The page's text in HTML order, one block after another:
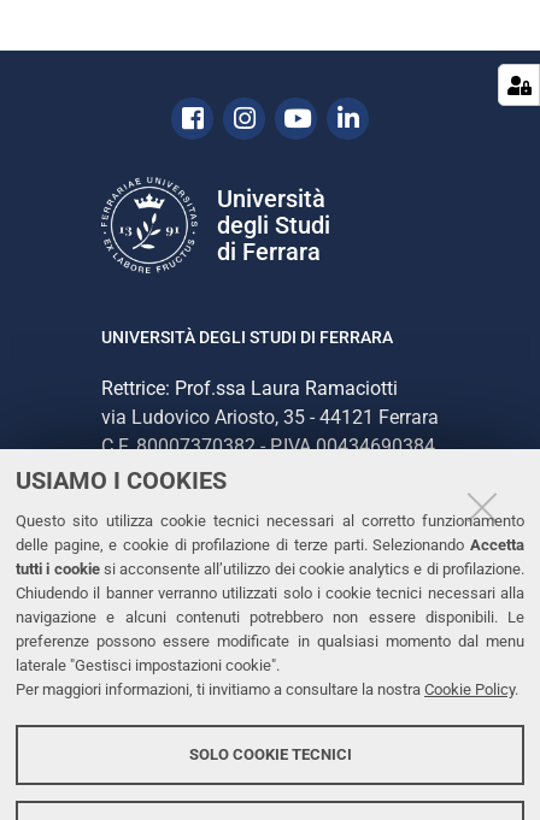
USIAMO I COOKIES
Questo sito utilizza cookie tecnici necessari al corretto funzionamento
delle pagine, e cookie di profilazione di terze parti. Selezionando Accetta
tutti i cookiesi acconsente all’utilizzo dei cookie analytics e di profilazione.
Chiudendo il banner verranno utilizzati solo i cookie tecnici necessari alla
navigazione e alcuni contenuti potrebbero non essere disponibili. Le
preferenze possono essere modificate in qualsiasi momento dal menu
laterale "Gestisci impostazioni cookie".
Per maggiori informazioni, ti invitiamo a consultare la nostra Cookie Policy.
SOLO COOKIE TECNICI
Facebook
Instagram
YoutubeLinkedin
Università
degli Studi
di Ferrara
UNIVERSITÀ DEGLI STUDI DI FERRARA
Rettrice: Prof.ssa Laura Ramaciotti
via Ludovico Ariosto, 35 - 44121 Ferrara
C.F. 80007370382 - P.IVA 00434690384
CONTATTI
Tel. +39 0532 293111
Fax. +39 0532 293031
PEC
LINKS
Accessibilità
Protezione dati personali